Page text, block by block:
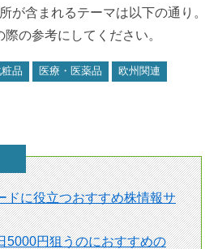
が含まれるテーマは以下の通り。
の参考にしてください。
品 医療・医薬品 欧州関連
ドに役立つおすすめ株情報サ
5000円狙うのにおすすめの